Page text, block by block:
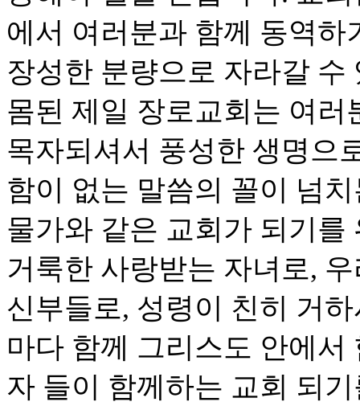
에서 여러분과 함께 동역
장성한 분량으로 자라갈
몸된 제일 장로교회는 여
목자되셔서 풍성한 생명으
함이 없는 말씀의 꼴이 넘
물가와 같은 교회가 되기
거룩한 사랑받는 자녀로,
신부들로, 성령이 친히 거
마다 함께 그리스도 안에
자 들이 함께하는 교회 되